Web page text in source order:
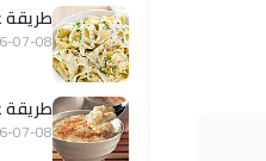
طريقة
07-08
طريقة
07-08